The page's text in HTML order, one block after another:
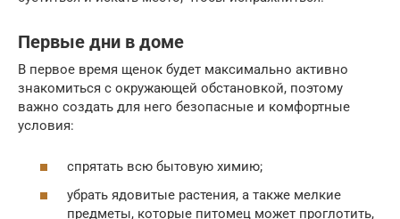
Первые дни в доме
В первое время щенок будет максимально активно
знакомиться с окружающей обстановкой, поэтому
важно создать для него безопасные и комфортные
условия:
спрятать всю бытовую химию;
убрать ядовитые растения, а также мелкие
предметы, которые питомец может проглотить,